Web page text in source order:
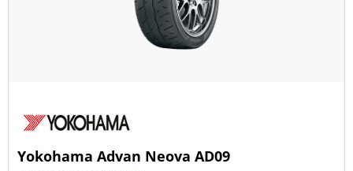
Yokohama Advan Neova AD09